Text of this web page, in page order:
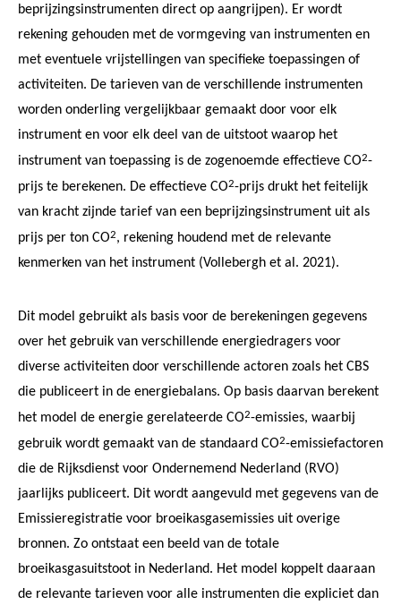
beprijzingsinstrumenten direct op aangrijpen). Er wordt
rekening gehouden met de vormgeving van instrumenten en
met eventuele vrijstellingen van specifieke toepassingen of
activiteiten. De tarieven van de verschillende instrumenten
worden onderling vergelijkbaar gemaakt door voor elk
instrument en voor elk deel van de uitstoot waarop het
instrument van toepassing is de zogenoemde effectieve CO2-
prijs te berekenen. De effectieve CO2-prijs drukt het feitelijk
van kracht zijnde tarief van een beprijzingsinstrument uit als
prijs per ton CO2, rekening houdend met de relevante
kenmerken van het instrument (Vollebergh et al. 2021).
Dit model gebruikt als basis voor de berekeningen gegevens
over het gebruik van verschillende energiedragers voor
diverse activiteiten door verschillende actoren zoals het CBS
die publiceert in de energiebalans. Op basis daarvan berekent
het model de energie gerelateerde CO2-emissies, waarbij
gebruik wordt gemaakt van de standaard CO2-emissiefactoren
die de Rijksdienst voor Ondernemend Nederland (RVO)
jaarlijks publiceert. Dit wordt aangevuld met gegevens van de
Emissieregistratie voor broeikasgasemissies uit overige
bronnen. Zo ontstaat een beeld van de totale
broeikasgasuitstoot in Nederland. Het model koppelt daaraan
de relevante tarieven voor alle instrumenten die expliciet dan